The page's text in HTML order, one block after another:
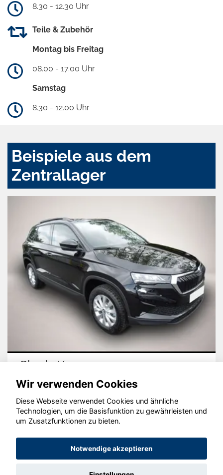
8.30 - 12.30 Uhr
Teile & Zubehör
Montag bis Freitag
08.00 - 17.00 Uhr
Samstag
8.30 - 12.00 Uhr
Beispiele aus dem
Zentrallager
Skoda Karoq
© konjunkturmotor.de GmbH 2020 - 2026
Wir verwenden Cookies
Diese Webseite verwendet Cookies und ähnliche
Technologien, um die Basisfunktion zu gewährleisten und
um Zusatzfunktionen zu bieten.
Notwendige akzeptieren